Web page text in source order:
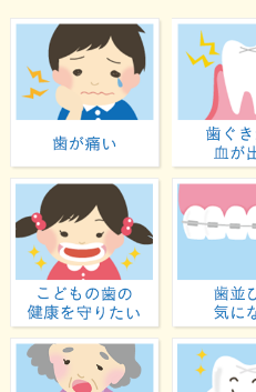
歯が痛い
子どもの